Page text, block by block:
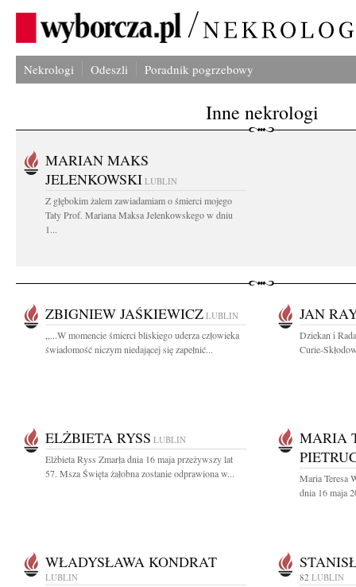
Nekrologi Odeszli Poradnik pogrzebowy
Inne nekrologi
MARIAN MAKS
JELENKOWSKI LUBLIN
Z głębokim żalem zawiadamiam o śmierci mojego
Taty Prof. Mariana Maksa Jelenkowskego w dniu
1...
ZBIGNIEW JAŚKIEWICZ LUBLIN
,,...W momencie śmierci bliskiego uderza człowieka
świadomość niczym niedającej się zapełnić...
JAN
Dziekan i
Curie-
ELŻBIETA RYSS LUBLIN
Elżbieta Ryss Zmarła dnia 16 maja przeżywszy lat
57. Msza Święta żałobna zostanie odprawiona w...
MARIA
Maria Teresa
dnia 16 maja
WŁADYSŁAWA KONDRAT
LUBLIN 82 LUBLIN